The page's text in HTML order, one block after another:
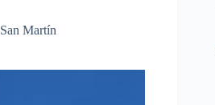
San Martín